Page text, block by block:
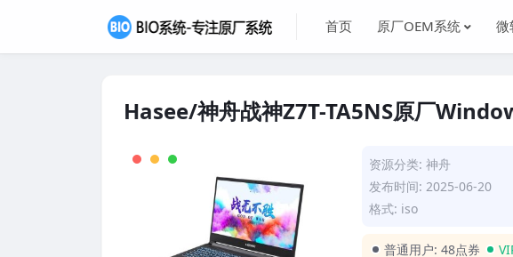
首页 原厂OEM系统 微
Hasee/神舟战神Z7T-TA5NS原厂
资源分类:神舟
发布时间: 2025-06-20
格式: iso
普通用户:48点券